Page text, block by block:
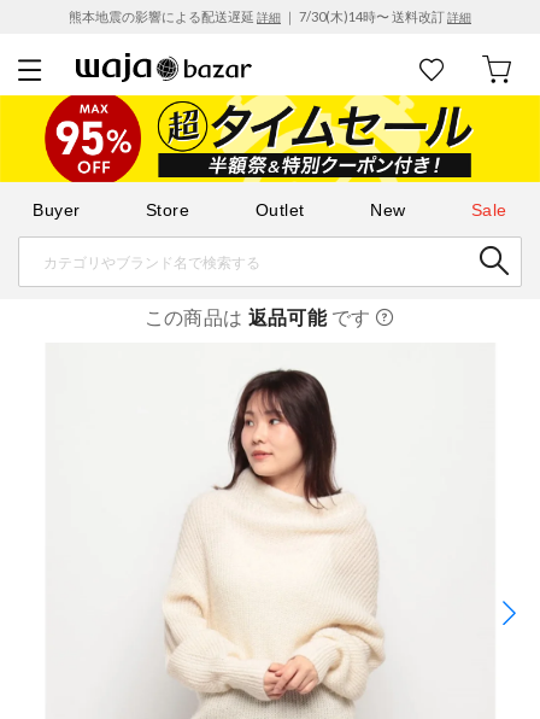
熊本地震の影響による配送遅延 詳細 ｜ 7/30(木)14時〜 送料改訂詳細
Buyer Store Outlet New Sale
この商品は 返品可能です